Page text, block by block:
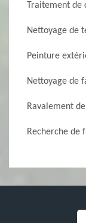
Traitement
Nettoyage de
Peinture
Nettoyage de
Ravalement
Recherche de